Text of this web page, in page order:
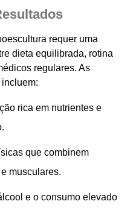
requer uma
dieta equilibrada, rotina
regulares. As
rica em nutrientes e
que combinem
musculares.
e o consumo elevado